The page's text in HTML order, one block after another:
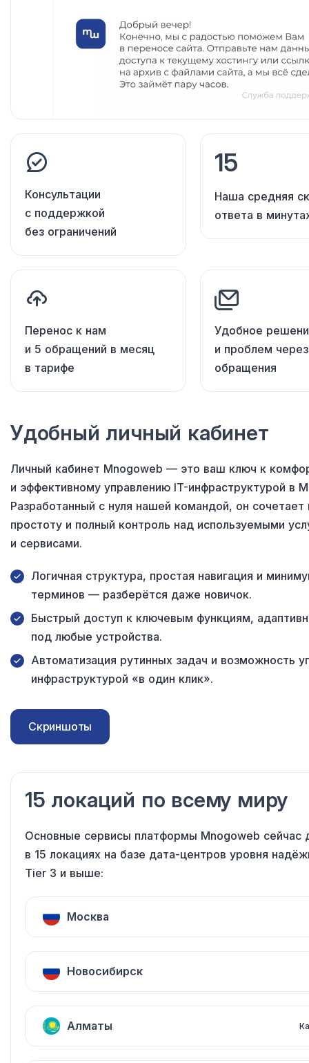
Консультации
с поддержкой
без ограничений
15
Наша средняя
ответа в
Перенос к нам
и 5 обращений в месяц
в тарифе
Удобное
и проблем через
обращения
Удобный личный кабинет
Личный кабинет Mnogoweb — это ваш ключ к
и эффективному управлению IT-инфраструктурой в
Разработанный с нуля нашей командой, он сочетает
простоту и полный контроль над используемыми
и сервисами.
Логичная структура, простая навигация и
терминов — разберётся даже новичок.
Быстрый доступ к ключевым функциям,
под любые устройства.
Автоматизация рутинных задач и возможность
инфраструктурой «в один клик».
Скриншоты
15 локаций по всему миру
Основные сервисы платформы Mnogoweb сейчас
в 15 локациях на базе дата-центров уровня
Tier 3 и выше:
Москва
Новосибирск
Алматы